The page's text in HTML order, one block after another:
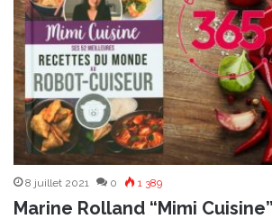
8 juillet 2021 0 1 389
Marine Rolland “Mimi